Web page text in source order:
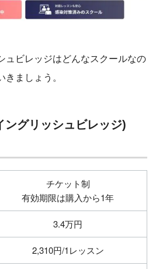
ュビレッジはどんなスクールなの
ましょう。
グリッシュビレッジ)
チケット制
有効期限は購入から1年
3.4万円
2,310円/1レッスン